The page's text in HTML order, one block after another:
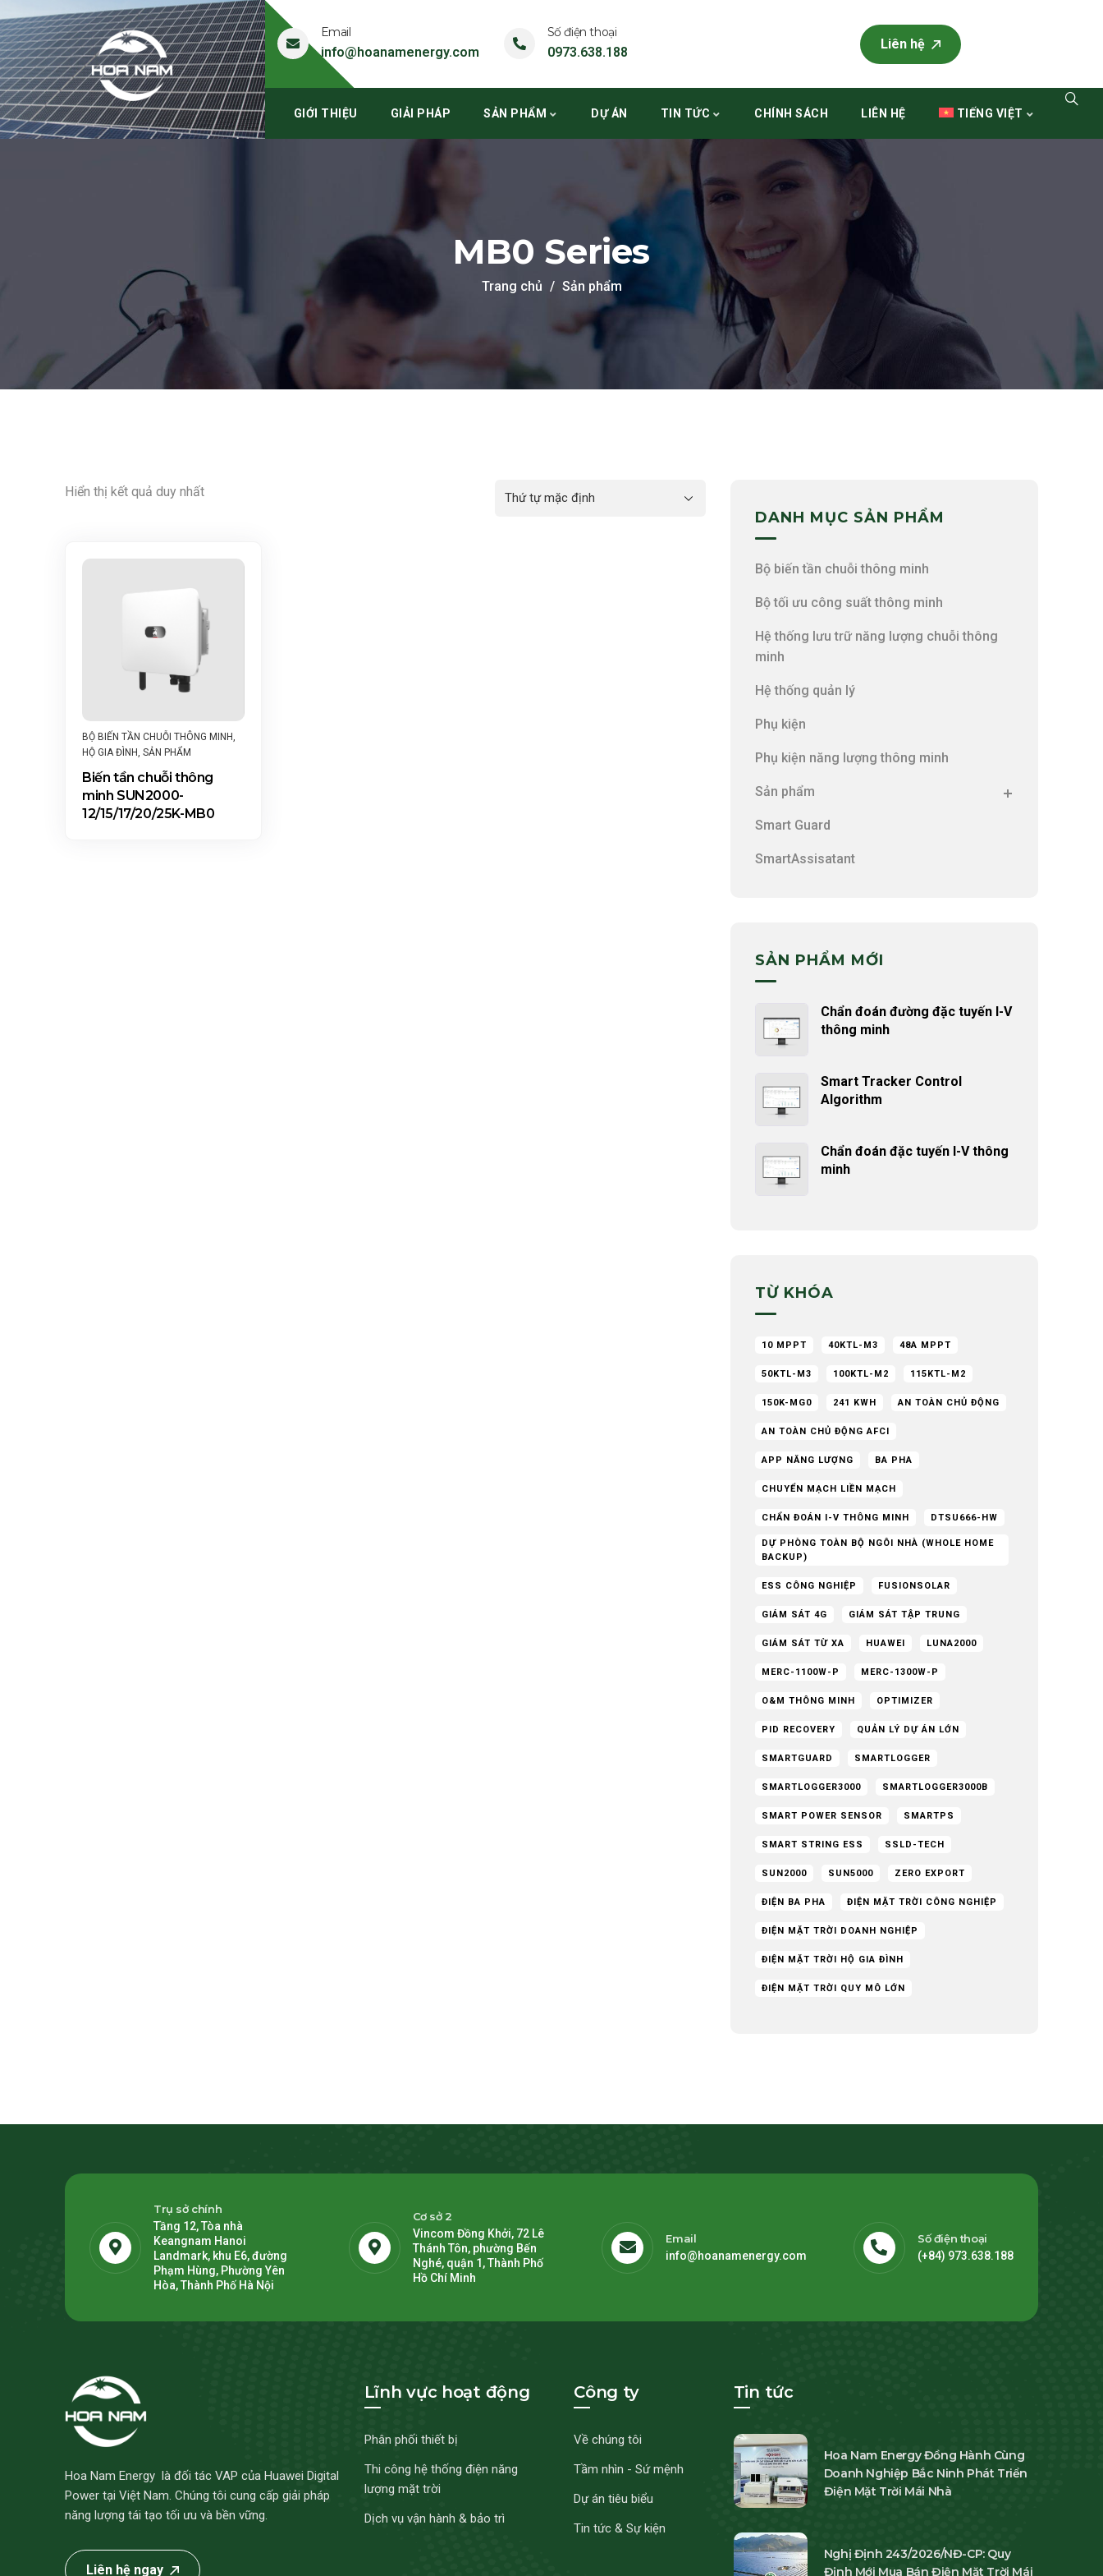
Email
info@hoanamenergy.com
Số điện thoại
0973.638.188
Liên hệ
GIỚI THIỆU GIẢI PHÁP SẢN PHẨM DỰ ÁN TIN TỨC CHÍNH SÁCH LIÊN HỆ TIẾNG VIỆT
MB0 Series
Trang chủ Sản phẩm
Hiển thị kết quả duy nhất
BỘ BIẾN TẦN CHUỖI THÔNG MINH,
HỘ GIA ĐÌNH, SẢN PHẨM
Biến tần chuỗi thông
minh SUN2000-
12/15/17/20/25K-MB0
DANH MỤC SẢN PHẨM
Bộ biến tần chuỗi thông minh
Bộ tối ưu công suất thông minh
Hệ thống lưu trữ năng lượng chuỗi thông
minh
Hệ thống quản lý
Phụ kiện
Phụ kiện năng lượng thông minh
Sản phẩm
Smart Guard
SmartAssisatant
SẢN PHẨM MỚI
Chẩn đoán đường đặc tuyến I-V
thông minh
Smart Tracker Control
Algorithm
Chẩn đoán đặc tuyến I-V thông
minh
TỪ KHÓA
10 MPPT 40KTL-M3 48A MPPT
50KTL-M3 100KTL-M2 115KTL-M2
150K-MG0 241 KWH AN TOÀN CHỦ ĐỘNG
AN TOÀN CHỦ ĐỘNG AFCI
APP NĂNG LƯỢNG BA PHA
CHUYỂN MẠCH LIỀN MẠCH
CHẨN ĐOÁN I-V THÔNG MINH DTSU666-HW
DỰ PHÒNG TOÀN BỘ NGÔI NHÀ (WHOLE HOME
BACKUP)
ESS CÔNG NGHIỆP FUSIONSOLAR
GIÁM SÁT 4G GIÁM SÁT TẬP TRUNG
GIÁM SÁT TỪ XA HUAWEI LUNA2000
MERC-1100W-P MERC-1300W-P
O&M THÔNG MINH OPTIMIZER
PID RECOVERY QUẢN LÝ DỰ ÁN LỚN
SMARTGUARD SMARTLOGGER
SMARTLOGGER3000 SMARTLOGGER3000B
SMART POWER SENSOR SMARTPS
SMART STRING ESS SSLD-TECH
SUN2000 SUN5000 ZERO EXPORT
ĐIỆN BA PHA ĐIỆN MẶT TRỜI CÔNG NGHIỆP
ĐIỆN MẶT TRỜI DOANH NGHIỆP
ĐIỆN MẶT TRỜI HỘ GIA ĐÌNH
ĐIỆN MẶT TRỜI QUY MÔ LỚN
Trụ sở chính
Tầng 12, Tòa nhà
Keangnam Hanoi
Landmark, khu E6, đường
Phạm Hùng, Phường Yên
Hòa, Thành Phố Hà Nội
Cơ sở 2
Vincom Đồng Khởi, 72 Lê
Thánh Tôn, phường Bến
Nghé, quận 1, Thành Phố
Hồ Chí Minh
Email
info@hoanamenergy.com
Số điện thoại
(+84) 973.638.188
Hoa Nam Energy là đối tác VAP của Huawei Digital
Power tại Việt Nam. Chúng tôi cung cấp giải pháp
năng lượng tái tạo tối ưu và bền vững.
Liên hệ ngay
Lĩnh vực hoạt động
Phân phối thiết bị
Thi công hệ thống điện năng
lượng mặt trời
Dịch vụ vận hành & bảo trì
Công ty
Về chúng tôi
Tầm nhìn - Sứ mệnh
Dự án tiêu biểu
Tin tức & Sự kiện
Tin tức
Hoa Nam Energy Đồng Hành Cùng
Doanh Nghiệp Bắc Ninh Phát Triển
Điện Mặt Trời Mái Nhà
Nghị Định 243/2026/NĐ-CP: Quy
Định Mới Mua Bán Điện Mặt Trời Mái